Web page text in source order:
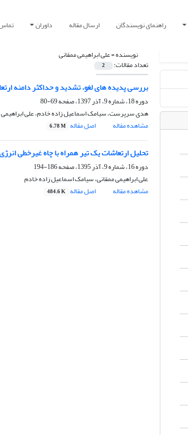
راهنمای نویسندگان ارسال مقاله داوران
نویسنده =علی ابراهیمی ممقانی
تعداد مقالات: 2
بررسی پدیده های لغو، تشدید و حداکثر دامنه
دوره 18، شماره 9، آذر 1397، صفحه
69-80
هدی سرپرست، سیامک اسماعیل زاده خادم، علی ابراهیمی
مشاهده مقاله
اصل مقاله 6.78 M
تحلیل ارتعاشات یک تیر همراه با چاه غیرخطی
دوره 16، شماره 9، آذر 1395، صفحه
186-194
علی ابراهیمی ممقانی، سیامک اسماعیل زاده خادم
مشاهده مقاله
اصل مقاله 484.6 K